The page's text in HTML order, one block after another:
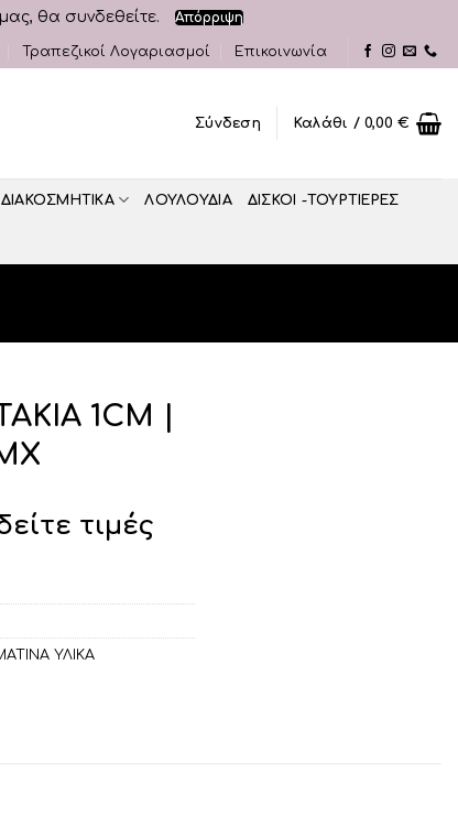
θα συνδεθείτε. Απόρριψη
Τραπεζικοί Λογαριασμοί Επικοινωνία
Σύνδεση Καλάθι /0,00€
ΔΙΑΚΟΣΜΗΤΙΚA ΛΟΥΛΟΥΔΙΑ ΔΙΣΚΟΙ -ΤΟΥΡΤΙΕΡΕΣ
1CM |
τιμές
ΥΛΙΚΑ